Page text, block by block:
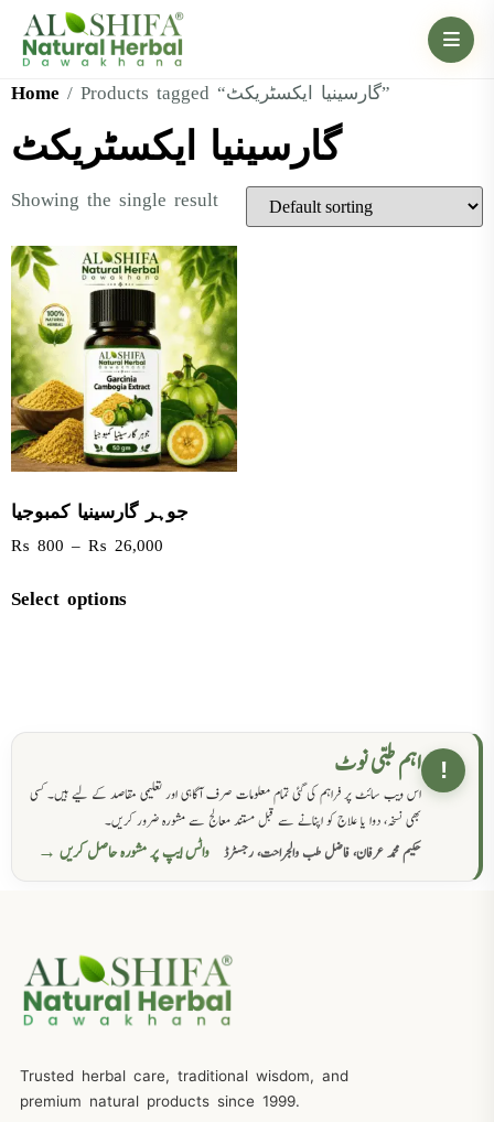
Home / Products tagged “گارسینیا ایکسٹریکٹ”
گارسینیا ایکسٹریکٹ
Showing the single result
جوہر گارسینیا کمبوجیا
₨ 800 – ₨ 26,000
Select options
! اہم طبی نوٹ
اس ویب سائٹ پر فراہم کی گئی تمام معلومات صرف آگاہی اور تعلیمی مقاصد کے لیے ہیں۔ کسی
بھی نسخہ، دوا یا علاج کو اپنانے سے قبل مستند معالج سے مشورہ ضرور کریں۔
حکیم محمد عرفان، فاضل طب والجراحت، رجسٹرڈ
واٹس ایپ پر مشورہ حاصل کریں →
Trusted herbal care, traditional wisdom, and
premium natural products since 1999.